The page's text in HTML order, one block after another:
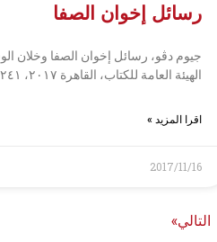
رسائل إخوان الصفا
جيوم دڤو، رسائل إخوان الصفا وخلان
الهيئة العامة للكتاب، القاهرة ۲۰۱۷، ۲٤۱ صفحة.
اقرا المزيد »
2017/11/16
التالي»